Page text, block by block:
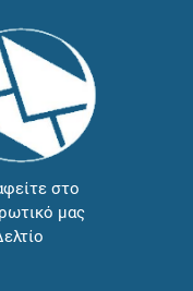
στο
μας